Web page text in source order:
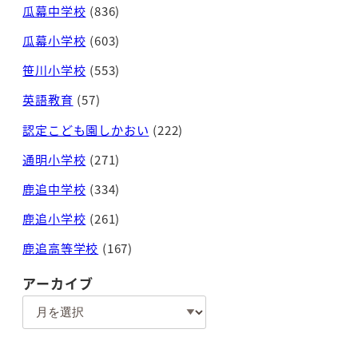
瓜幕中学校 (836)
瓜幕小学校 (603)
笹川小学校 (553)
英語教育 (57)
認定こども園しかおい (222)
通明小学校 (271)
鹿追中学校 (334)
鹿追小学校 (261)
鹿追高等学校 (167)
アーカイブ